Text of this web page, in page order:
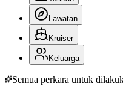
Lawatan
Kruiser
Keluarga
Semua perkara untuk